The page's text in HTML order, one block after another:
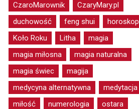
CzaroMarownik
CzaryMary.pl
duchowość
feng shui
horoskop
Koło Roku
Litha
magia
magia miłosna
magia naturalna
magia świec
magija
medycyna alternatywna
medytacja
miłość
numerologia
ostara